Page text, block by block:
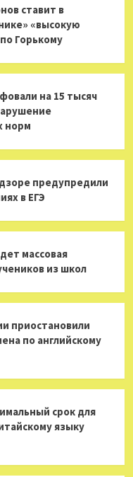
ставит в
«высокую
Горькому
на 15 тысяч
норм
предупредили
в ЕГЭ
массовая
из школ
приостановили
по английскому
срок для
языку